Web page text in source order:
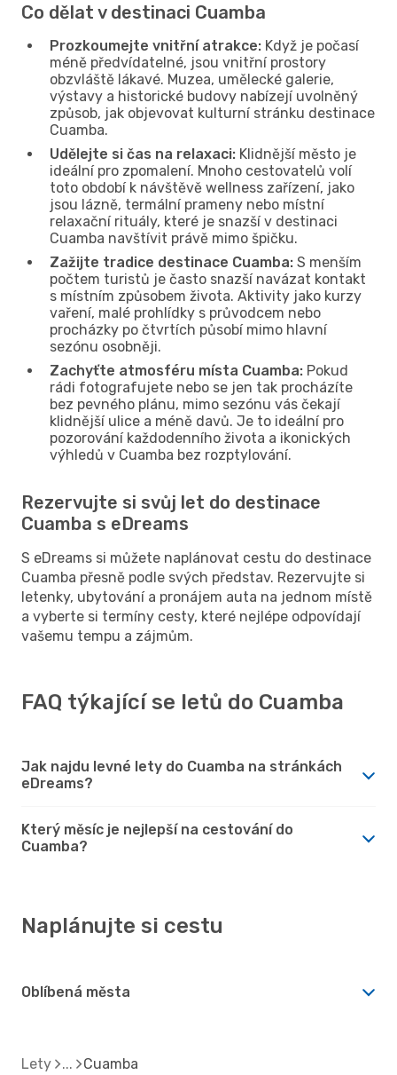
Co dělat v destinaci Cuamba
Prozkoumejte vnitřní atrakce: Když je počasí
méně předvídatelné, jsou vnitřní prostory
obzvláště lákavé. Muzea, umělecké galerie,
výstavy a historické budovy nabízejí uvolněný
způsob, jak objevovat kulturní stránku destinace
Cuamba.
Udělejte si čas na relaxaci: Klidnější město je
ideální pro zpomalení. Mnoho cestovatelů volí
toto období k návštěvě wellness zařízení, jako
jsou lázně, termální prameny nebo místní
relaxační rituály, které je snazší v destinaci
Cuamba navštívit právě mimo špičku.
Zažijte tradice destinace Cuamba: S menším
počtem turistů je často snazší navázat kontakt
s místním způsobem života. Aktivity jako kurzy
vaření, malé prohlídky s průvodcem nebo
procházky po čtvrtích působí mimo hlavní
sezónu osobněji.
Zachyťte atmosféru místa Cuamba: Pokud
rádi fotografujete nebo se jen tak procházíte
bez pevného plánu, mimo sezónu vás čekají
klidnější ulice a méně davů. Je to ideální pro
pozorování každodenního života a ikonických
výhledů v Cuamba bez rozptylování.
Rezervujte si svůj let do destinace
Cuamba s eDreams
S eDreams si můžete naplánovat cestu do destinace
Cuamba přesně podle svých představ. Rezervujte si
letenky, ubytování a pronájem auta na jednom místě
a vyberte si termíny cesty, které nejlépe odpovídají
vašemu tempu a zájmům.
FAQ týkající se letů do Cuamba
Jak najdu levné lety do Cuamba na stránkách
eDreams?
Který měsíc je nejlepší na cestování do
Cuamba?
Naplánujte si cestu
Oblíbená města
Lety Cuamba